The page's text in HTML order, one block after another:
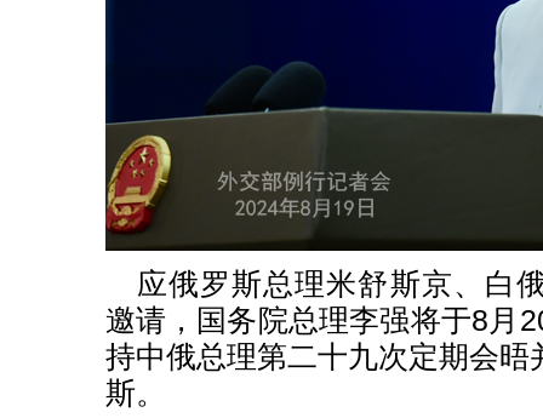
应俄罗斯总理米舒斯京、白
邀请，国务院总理李强将于8月
持中俄总理第二十九次定期会晤
斯。